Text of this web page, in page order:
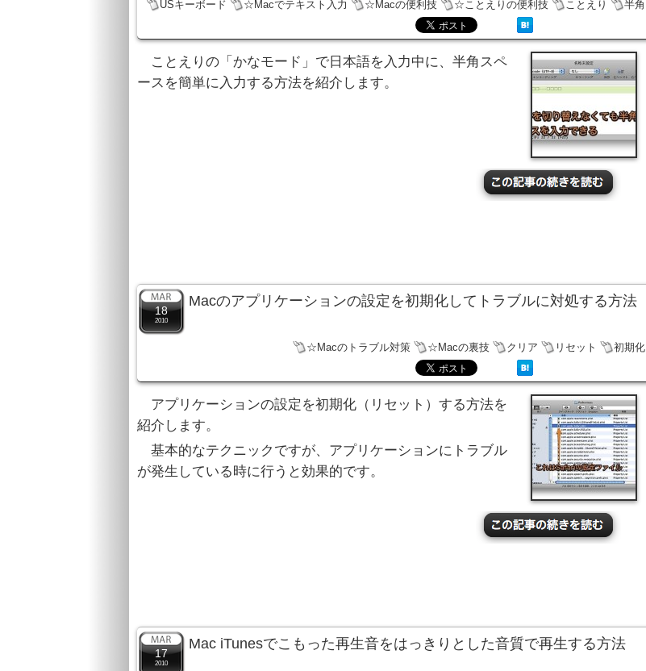
USキーボード ☆Macでテキスト入力 ☆Macの便利技 ☆ことえりの便利技 ことえり 半角
ことえりの「かなモード」で日本語を入力中に、半角スペ
ースを簡単に入力する方法を紹介します。
18
2010
Macのアプリケーションの設定を初期化してトラブルに対処する方法
☆Macのトラブル対策 ☆Macの裏技 クリア リセット 初期化
アプリケーションの設定を初期化（リセット）する方法を
紹介します。
基本的なテクニックですが、アプリケーションにトラブル
が発生している時に行うと効果的です。
17
2010
Mac iTunesでこもった再生音をはっきりとした音質で再生する方法